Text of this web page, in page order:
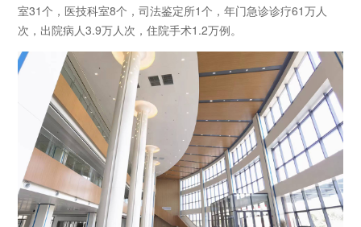
室31个，医技科室8个，司法鉴定所1个，年门急诊诊疗61万人
次，出院病人3.9万人次，住院手术1.2万例。